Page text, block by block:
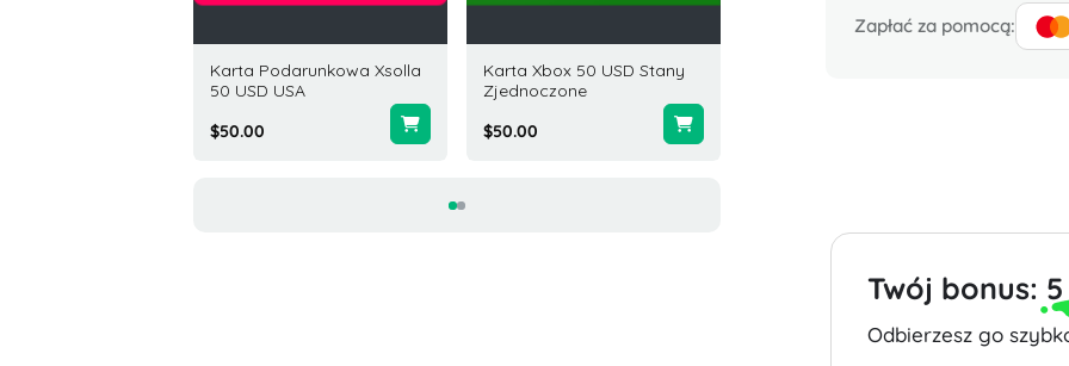
Karta Podarunkowa Xsolla
50 USD USA
$50.00
Karta Xbox 50 USD Stany
Zjednoczone
$50.00
Zapłać za pomocą:
Twój bonus:
Odbierzesz go